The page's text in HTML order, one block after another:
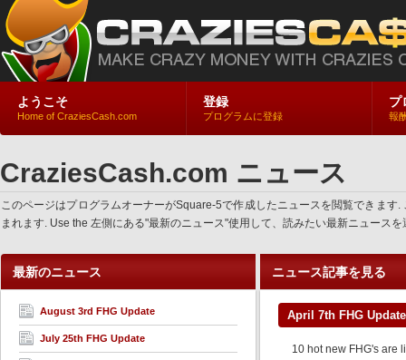
ようこそ
Home of CraziesCash.com
登録
プログラムに登録
プ
報
CraziesCash.com ニュース
このページはプログラムオーナーがSquare-5で作成したニュースを閲覧できま
まれます. Use the 左側にある"最新のニュース"使用して、読みたい最新ニュース
最新のニュース
August 3rd FHG Update
July 25th FHG Update
ニュース記事を見る
April 7th FHG Update
10 hot new FHG's are